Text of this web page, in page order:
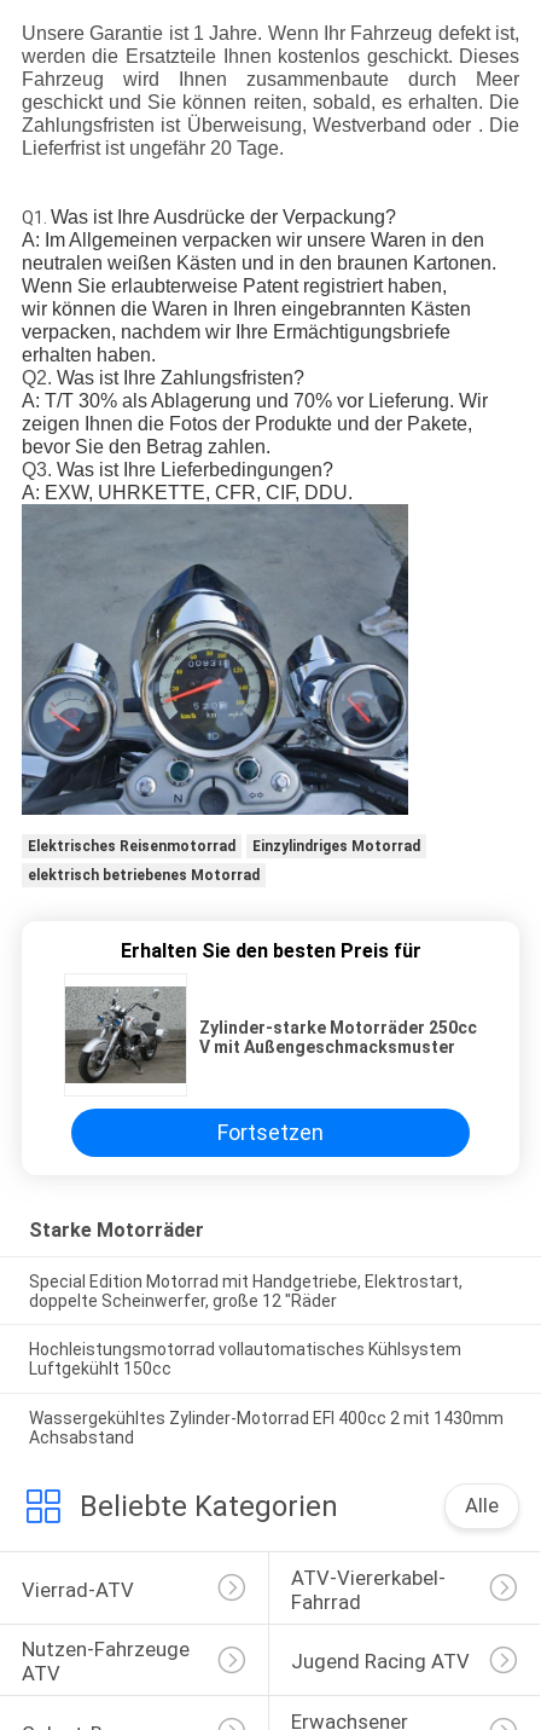
Unsere Garantie ist 1 Jahre. Wenn Ihr Fahrzeug defekt ist,
werden die Ersatzteile Ihnen kostenlos geschickt. Dieses
Fahrzeug wird Ihnen zusammenbaute durch Meer
geschickt und Sie können reiten, sobald, es erhalten. Die
Zahlungsfristen ist Überweisung, Westverband oder . Die
Lieferfrist ist ungefähr 20 Tage.
Q1. Was ist Ihre Ausdrücke der Verpackung?
A: Im Allgemeinen verpacken wir unsere Waren in den
neutralen weißen Kästen und in den braunen Kartonen.
Wenn Sie erlaubterweise Patent registriert haben,
wir können die Waren in Ihren eingebrannten Kästen
verpacken, nachdem wir Ihre Ermächtigungsbriefe
erhalten haben.
Q2. Was ist Ihre Zahlungsfristen?
A: T/T 30% als Ablagerung und 70% vor Lieferung. Wir
zeigen Ihnen die Fotos der Produkte und der Pakete,
bevor Sie den Betrag zahlen.
Q3. Was ist Ihre Lieferbedingungen?
A: EXW, UHRKETTE, CFR, CIF, DDU.
Elektrisches Reisenmotorrad
Einzylindriges Motorrad
elektrisch betriebenes Motorrad
Erhalten Sie den besten Preis für
Zylinder-starke Motorräder 250cc
V mit Außengeschmacksmuster
Fortsetzen
Starke Motorräder
Special Edition Motorrad mit Handgetriebe, Elektrostart,
doppelte Scheinwerfer, große 12 "Räder
Hochleistungsmotorrad vollautomatisches Kühlsystem
Luftgekühlt 150cc
Wassergekühltes Zylinder-Motorrad EFI 400cc 2 mit 1430mm
Achsabstand
Beliebte Kategorien Alle
Vierrad-ATV
ATV-Viererkabel-
Fahrrad
Nutzen-Fahrzeuge
ATV
Jugend Racing ATV
Erwachsener